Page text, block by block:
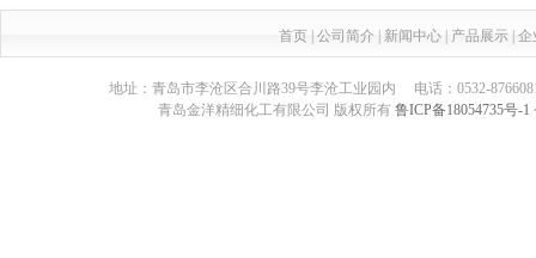
首页 公司简介 新闻中心 产品展示 企
地址：青岛市李沧区合川路39号李沧工业园内 电话：0532-
青岛金洋精细化工有限公司 版权所有 鲁ICP备18054735号-1